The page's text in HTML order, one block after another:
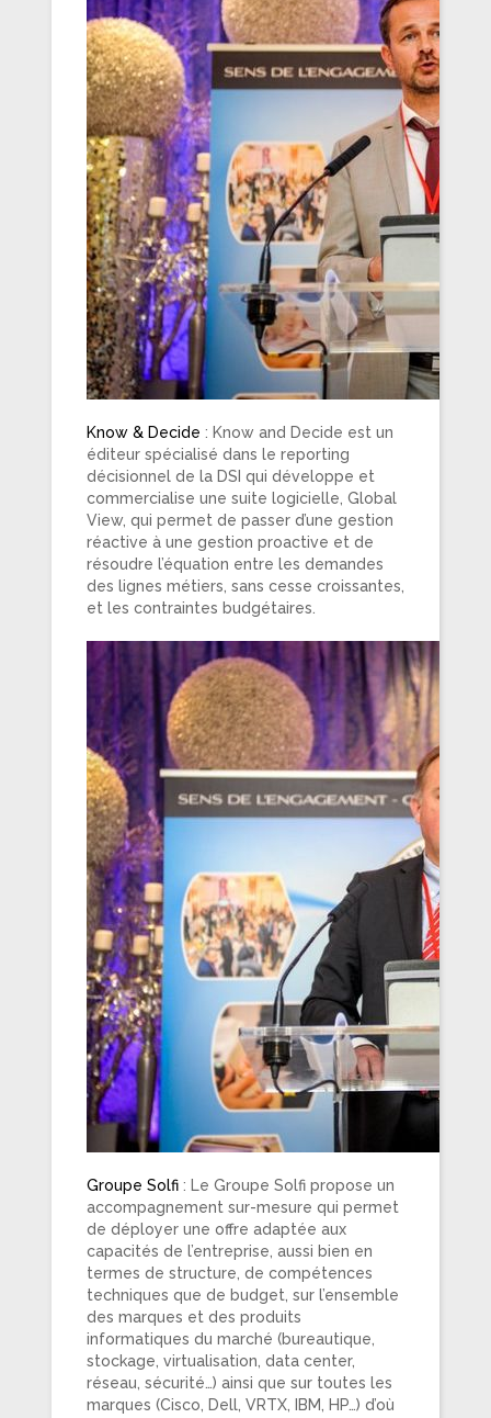
Know & Decide : Know and Decide est un
éditeur spécialisé dans le reporting
décisionnel de la DSI qui développe et
commercialise une suite logicielle, Global
View, qui permet de passer d’une gestion
réactive à une gestion proactive et de
résoudre l’équation entre les demandes
des lignes métiers, sans cesse croissantes,
et les contraintes budgétaires.
Groupe Solfi : Le Groupe Solfi propose un
accompagnement sur-mesure qui permet
de déployer une offre adaptée aux
capacités de l’entreprise, aussi bien en
termes de structure, de compétences
techniques que de budget, sur l’ensemble
des marques et des produits
informatiques du marché (bureautique,
stockage, virtualisation, data center,
réseau, sécurité…) ainsi que sur toutes les
marques (Cisco, Dell, VRTX, IBM, HP…) d’où